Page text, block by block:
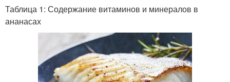
Таблица 1: Содержание витаминов и минералов в
ананасах